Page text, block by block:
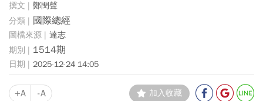
鄭閔聲
國際總經
達志
1514期
2025-12-24 14:05
+A -A 加入收藏